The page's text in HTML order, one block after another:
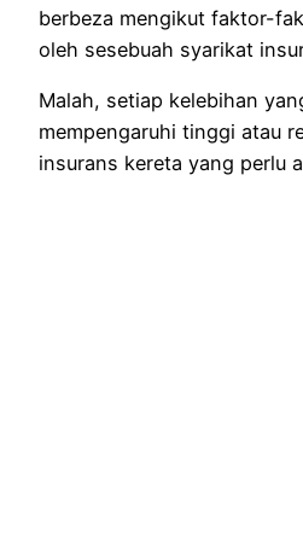
berbeza mengikut faktor-
oleh sesebuah syarikat
Malah, setiap kelebihan
mempengaruhi tinggi atau
insurans kereta yang perlu